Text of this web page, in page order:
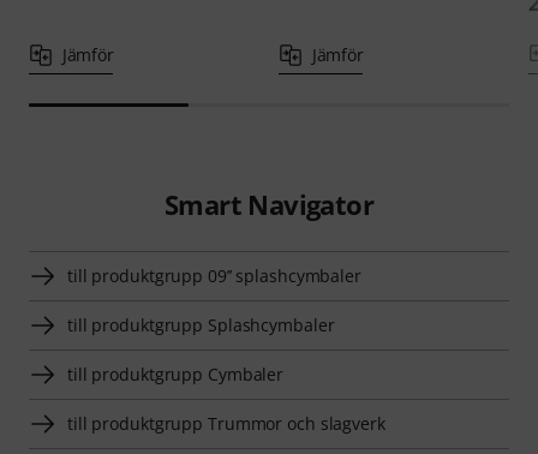
Jämför Jämför
Smart Navigator
till produktgrupp 09’’ splashcymbaler
till produktgrupp Splashcymbaler
till produktgrupp Cymbaler
till produktgrupp Trummor och slagverk